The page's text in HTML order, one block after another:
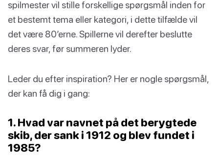
spilmester vil stille forskellige spørgsmål inden for
et bestemt tema eller kategori, i dette tilfælde vil
det være 80’erne. Spillerne vil derefter beslutte
deres svar, før summeren lyder.
Leder du efter inspiration? Her er nogle spørgsmål,
der kan få dig i gang:
1. Hvad var navnet på det berygtede
skib, der sank i 1912 og blev fundet i
1985?